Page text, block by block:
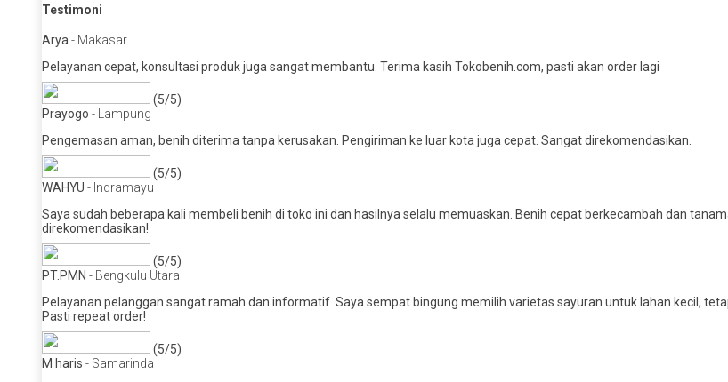
Testimoni
Arya- Makasar
Pelayanan cepat, konsultasi produk juga sangat membantu. Terima kasih Tokobenih.com, pasti akan order lagi
(5/5)
Prayogo - Lampung
Pengemasan aman, benih diterima tanpa kerusakan. Pengiriman ke luar kota juga cepat. Sangat direkomendasikan.
(5/5)
WAHYU - Indramayu
Saya sudah beberapa kali membeli benih di toko ini dan hasilnya selalu memuaskan. Benih cepat berkecambah dan
direkomendasikan!
(5/5)
PT.PMN - Bengkulu Utara
Pelayanan pelanggan sangat ramah dan informatif. Saya sempat bingung memilih varietas sayuran untuk lahan kecil,
Pasti repeat order!
(5/5)
M haris - Samarinda